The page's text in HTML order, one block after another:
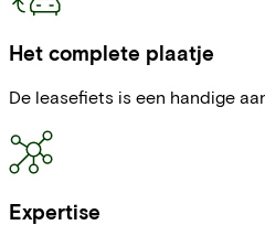
Het complete plaatje
De leasefiets is een handige
Expertise